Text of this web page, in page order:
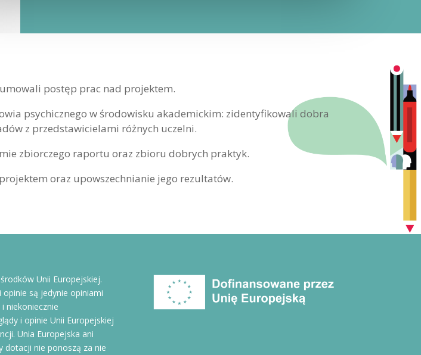
postęp prac nad projektem.
psychicznego w środowisku akademickim: zidentyfikowali dobra
z przedstawicielami różnych uczelni.
zbiorczego raportu oraz zbioru dobrych praktyk.
oraz upowszechnianie jego rezultatów.
Unii Europejskiej.
opinie są jedynie opiniami
niekoniecznie
i opinie Unii Europejskiej
Unia Europejska ani
dotacji nie ponoszą za nie